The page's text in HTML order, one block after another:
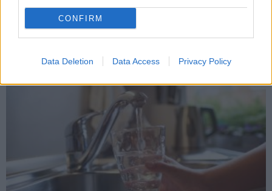
CONFIRM
Data Deletion Data Access Privacy Policy
- 14 février 2026
My Favorites